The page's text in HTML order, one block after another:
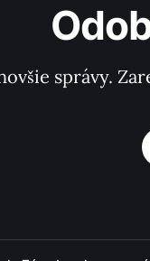
správy.